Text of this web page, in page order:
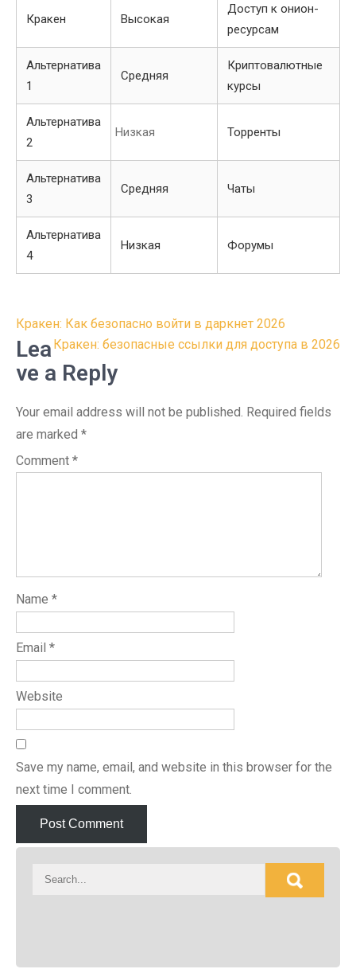
Кракен Высокая
Доступ к онион-
ресурсам
Альтернатива
1
Средняя
Криптовалютные
курсы
Альтернатива
2
Низкая Торренты
Альтернатива
3
Средняя Чаты
Альтернатива
4
Низкая Форумы
Post
navigation
Кракен: Как безопасно войти в даркнет 2026
Кракен: безопасные ссылки для доступа в 2026
Lea
ve a Reply
Your email address will not be published. Required fields
are marked *
Comment *
Name *
Email *
Website
Save my name, email, and website in this browser for the
next time I comment.